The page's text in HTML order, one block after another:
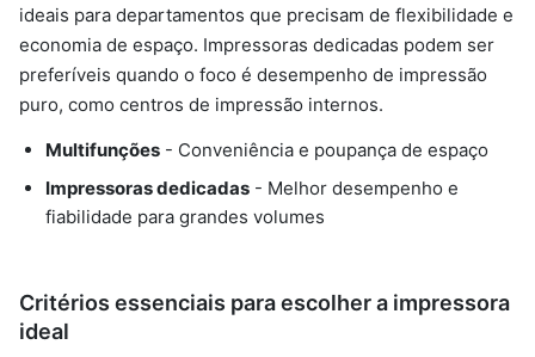
ideais para departamentos que precisam de flexibilidade e
economia de espaço. Impressoras dedicadas podem ser
preferíveis quando o foco é desempenho de impressão
puro, como centros de impressão internos.
Multifunções - Conveniência e poupança de espaço
Impressoras dedicadas - Melhor desempenho e
fiabilidade para grandes volumes
Critérios essenciais para escolher a impressora
ideal